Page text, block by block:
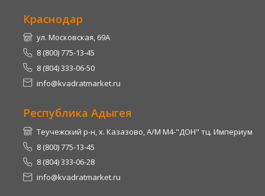
Краснодар
ул. Московская, 69А
8 (800) 775-13-45
8 (804) 333-06-50
info@kvadratmarket.ru
Республика Адыгея
Теучежский р-н, х. Казазово, А/М М4-"ДОН" тц. Империум
8 (800) 775-13-45
8 (804) 333-06-28
info@kvadratmarket.ru